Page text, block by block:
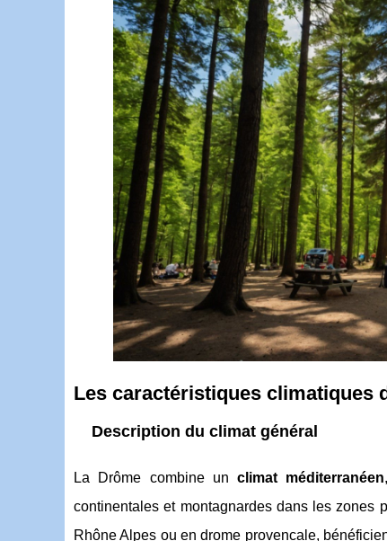
Les caractéristiques climatiques
Description du climat général
La Drôme combine unclimat méditerranéen
continentales et montagnardes dans les zones
Rhône Alpes ou en drome provencale,